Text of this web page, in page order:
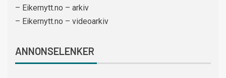
– Eikernytt.no – arkiv
– Eikernytt.no – videoarkiv
ANNONSELENKER